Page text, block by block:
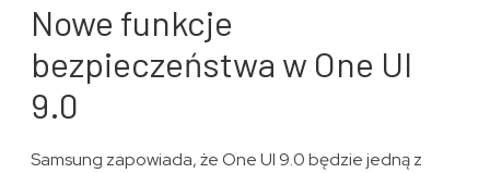
Nowe funkcje
bezpieczeństwa w One UI
9.0
Samsung zapowiada, że One UI 9.0 będzie jedną z